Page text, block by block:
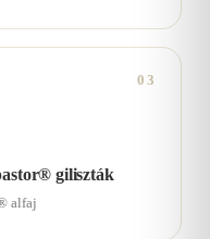
03
giliszták
alfaj